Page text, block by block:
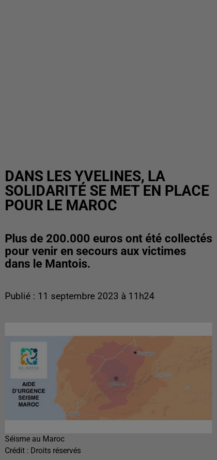
DANS LES YVELINES, LA
SOLIDARITÉ SE MET EN PLACE
POUR LE MAROC
Plus de 200.000 euros ont été collectés
pour venir en secours aux victimes
dans le Mantois.
Publié : 11 septembre 2023 à 11h24
Séisme au Maroc
Crédit : Droits réservés